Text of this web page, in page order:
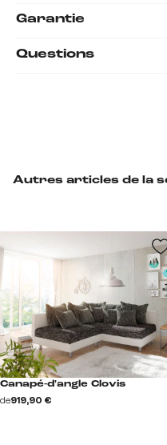
Garantie
Questions
Autres articles de la
Canapé-d'angle Clovis
de919,90 €